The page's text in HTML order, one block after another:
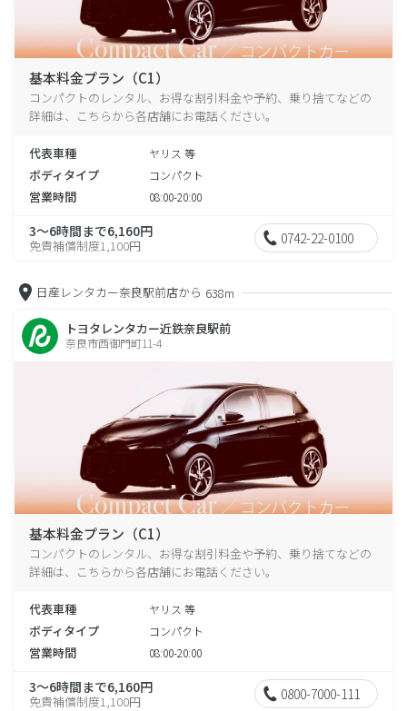
基本料金プラン（C1）
コンパクトのレンタル、お得な割引料金や予約、乗り捨てなどの
詳細は、こちらから各店舗にお電話ください。
代表車種 ヤリス 等
ボディタイプ コンパクト
営業時間 08:00-20:00
3～6時間まで6,160円
免責補償制度1,100円 0742-22-0100
日産レンタカー奈良駅前店から 638m
トヨタレンタカー近鉄奈良駅前
奈良市西御門町11-4
基本料金プラン（C1）
コンパクトのレンタル、お得な割引料金や予約、乗り捨てなどの
詳細は、こちらから各店舗にお電話ください。
代表車種 ヤリス 等
ボディタイプ コンパクト
営業時間 08:00-20:00
3～6時間まで6,160円
免責補償制度1,100円 0800-7000-111